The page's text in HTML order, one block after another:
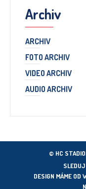
Archiv
ARCHIV
FOTO ARCHIV
VIDEO ARCHIV
AUDIO ARCHIV
© HC
DESIGN MÁME OD